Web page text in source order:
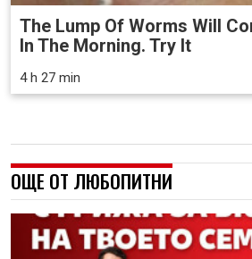
The Lump Of Worms Will
In The Morning. Try It
4 h 27 min
ОЩЕ ОТ ЛЮБОПИТНИ